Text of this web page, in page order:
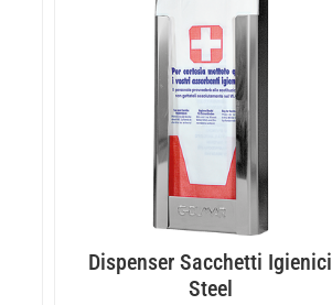
Dispenser Sacchetti Igienici
Steel